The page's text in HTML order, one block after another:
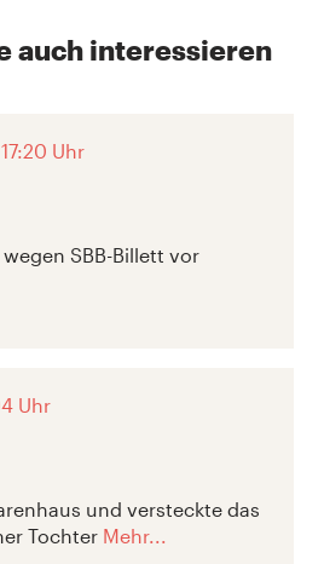
auch interessieren
Uhr
SBB-Billett vor
Uhr
und versteckte das
Tochter Mehr...